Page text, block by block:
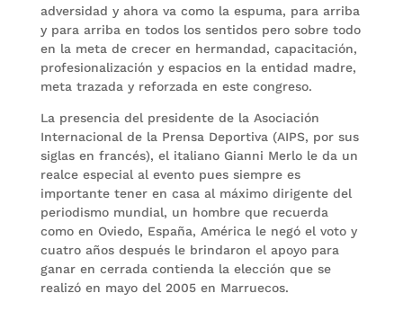
adversidad y ahora va como la espuma, para arriba
y para arriba en todos los sentidos pero sobre todo
en la meta de crecer en hermandad, capacitación,
profesionalización y espacios en la entidad madre,
meta trazada y reforzada en este congreso.
La presencia del presidente de la Asociación
Internacional de la Prensa Deportiva (AIPS, por sus
siglas en francés), el italiano Gianni Merlo le da un
realce especial al evento pues siempre es
importante tener en casa al máximo dirigente del
periodismo mundial, un hombre que recuerda
como en Oviedo, España, América le negó el voto y
cuatro años después le brindaron el apoyo para
ganar en cerrada contienda la elección que se
realizó en mayo del 2005 en Marruecos.